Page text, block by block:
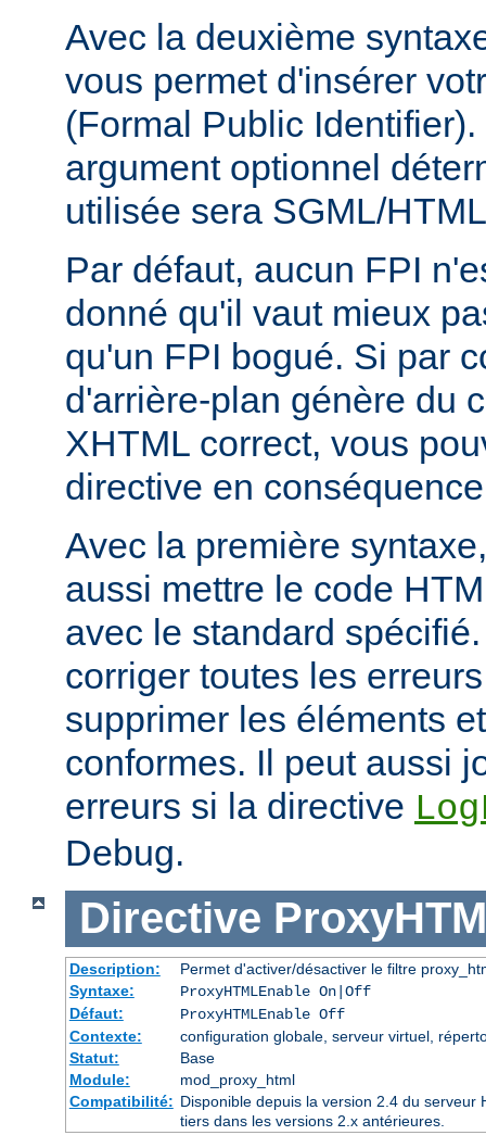
Avec la deuxième
vous permet d'insérer
(Formal Public
argument optionnel
utilisée sera SGML/
Par défaut, aucun FPI
donné qu'il vaut mieux
qu'un FPI bogué. Si par
d'arrière-plan génère du
XHTML correct, vous
directive en
Avec la première
aussi mettre le code
avec le standard
corriger toutes les
supprimer les éléments
conformes. Il peut aussi
erreurs si la directive
Debug.
Directive
Description:
Permet d'activer/désactiver le filtre
Syntaxe:
ProxyHTMLEnable On|Off
Défaut:
ProxyHTMLEnable Off
Contexte:
configuration globale, serveur virtuel,
Statut:
Base
Module:
mod_proxy_html
Compatibilité: Disponible depuis la version 2.4 du serveur
tiers dans les versions 2.x antérieures.